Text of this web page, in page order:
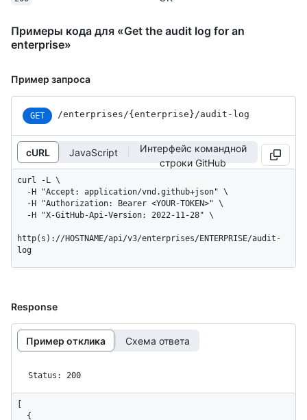
Примеры кода для «Get the audit log for an
enterprise»
Пример запроса
GET /enterprises/{enterprise}/audit-log
cURL JavaScript
Интерфейс командной
строки GitHub
curl -L \
http(s)://HOSTNAME/api/v3/enterprises/ENTERPRISE/audit-
log
Response
Пример отклика Схема ответа
Status: 200